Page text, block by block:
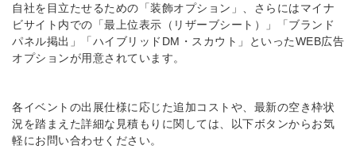
自社を目立たせるための「装飾オプション」、さらにはマイナ
ビサイト内での「最上位表示（リザーブシート）」「ブランド
パネル掲出」「ハイブリッドDM・スカウト」といったWEB広告
オプションが用意されています。
各イベントの出展仕様に応じた追加コストや、最新の空き枠状
況を踏まえた詳細な見積もりに関しては、以下ボタンからお気
軽にお問い合わせください。